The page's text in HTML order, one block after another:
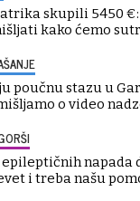
skupili 5450
kako ćemo
poučnu stazu u
o video
napada
i treba našu